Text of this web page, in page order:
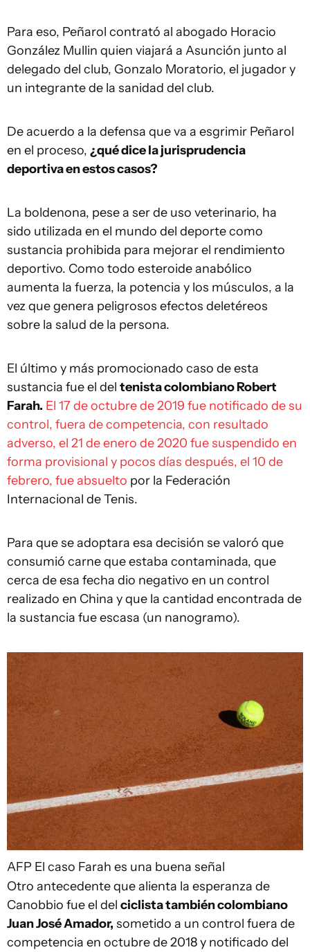
Para eso, Peñarol contrató al abogado Horacio
González Mullin quien viajará a Asunción junto al
delegado del club, Gonzalo Moratorio, el jugador y
un integrante de la sanidad del club.
De acuerdo a la defensa que va a esgrimir Peñarol
en el proceso, ¿qué dice la jurisprudencia
deportiva en estos casos?
La boldenona, pese a ser de uso veterinario, ha
sido utilizada en el mundo del deporte como
sustancia prohibida para mejorar el rendimiento
deportivo. Como todo esteroide anabólico
aumenta la fuerza, la potencia y los músculos, a la
vez que genera peligrosos efectos deletéreos
sobre la salud de la persona.
El último y más promocionado caso de esta
sustancia fue el del tenista colombiano Robert
Farah. El 17 de octubre de 2019 fue notificado de su
control, fuera de competencia, con resultado
adverso, el 21 de enero de 2020 fue suspendido en
forma provisional y pocos días después, el 10 de
febrero, fue absuelto por la Federación
Internacional de Tenis.
Para que se adoptara esa decisión se valoró que
consumió carne que estaba contaminada, que
cerca de esa fecha dio negativo en un control
realizado en China y que la cantidad encontrada de
la sustancia fue escasa (un nanogramo).
AFP El caso Farah es una buena señal
Otro antecedente que alienta la esperanza de
Canobbio fue el del ciclista también colombiano
Juan José Amador, sometido a un control fuera de
competencia en octubre de 2018 y notificado del